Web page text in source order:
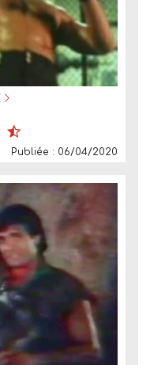
Publiée : 06/04/2020